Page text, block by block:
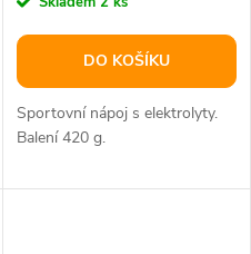
DO KOŠÍKU
Sportovní nápoj s elektrolyty.
Balení 420 g.